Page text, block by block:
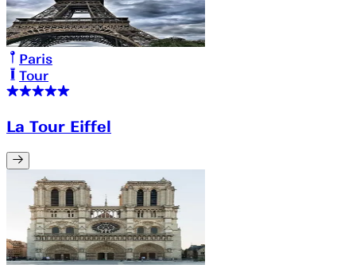
Paris
Tour
La Tour Eiffel